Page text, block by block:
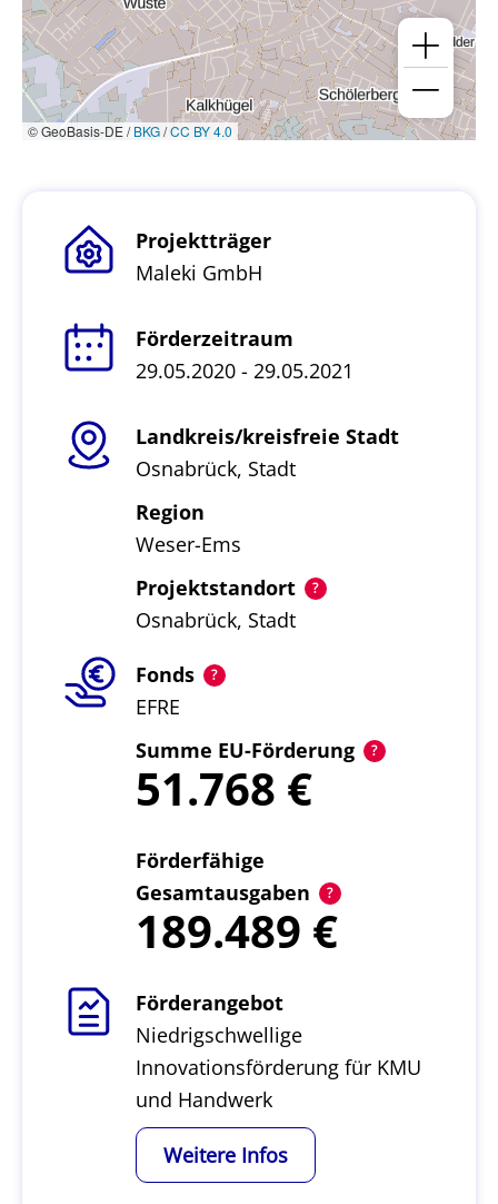
© GeoBasis-DE /BKG/CC BY 4.0
Projektträger
Maleki GmbH
Förderzeitraum
29.05.2020 - 29.05.2021
Landkreis/kreisfreie Stadt
Osnabrück, Stadt
Region
Weser-Ems
Projektstandort
Osnabrück, Stadt
Fonds
EFRE
Summe EU-Förderung
51.768
Förderfähige
Gesamtausgaben
189.489
Förderangebot
Niedrigschwellige
Innovationsförderung für KMU
und Handwerk
Weitere Infos